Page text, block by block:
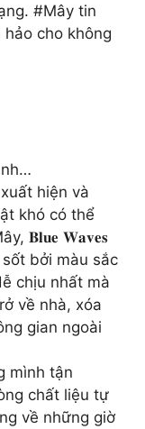
#Mây tin
cho không
hiện và
khó có thể
𝐁𝐥𝐮𝐞 𝐖𝐚𝐯𝐞𝐬
bởi màu sắc
chịu nhất mà
về nhà, xóa
gian ngoài
mình tận
chất liệu tự
về những giờ